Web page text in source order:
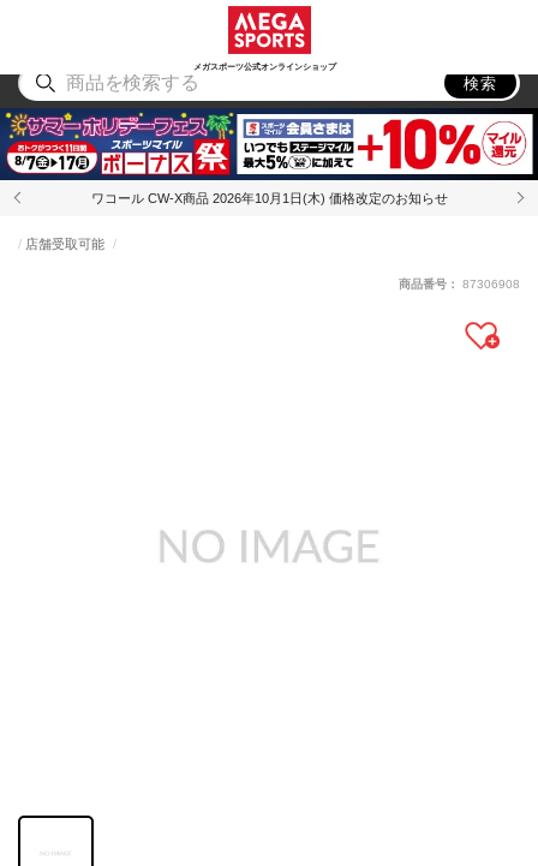
メガスポーツ公式オンラインショップ
アウトドア
検索
ワコール CW-X商品 2026年10月1日(木) 価格改定のお知らせ
店舗受取可能
商品番号： 87306908